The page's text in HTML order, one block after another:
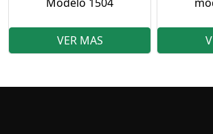
VER MAS